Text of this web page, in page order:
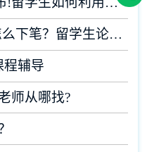
美国大学三千字的Essay怎么下笔？留学生论文辅导
程辅导
师从哪找?